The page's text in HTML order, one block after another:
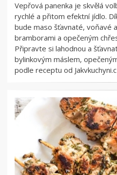
Vepřová panenka je skvělá
rychlé a přitom efektní jídlo.
bude maso šťavnaté, voňavé
bramborami a opečeným
Připravte si lahodnou a
bylinkovým máslem,
podle receptu od